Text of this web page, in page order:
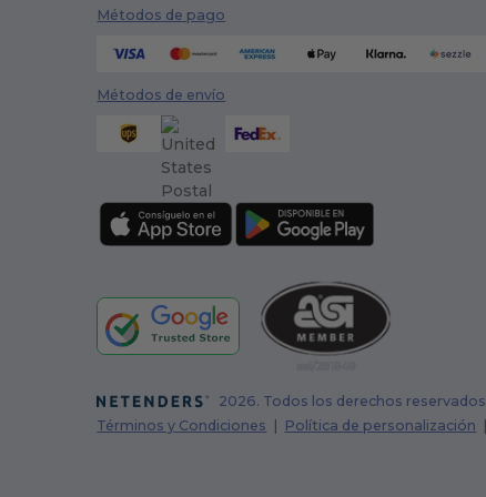
Métodos de pago
Métodos de envío
2026. Todos los derechos reservados
Términos y Condiciones
Política de personalización